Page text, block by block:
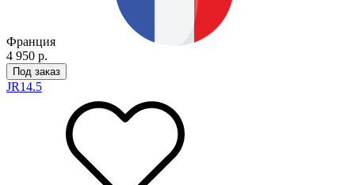
Франция
4 950 р.
Под заказ
JR14.5